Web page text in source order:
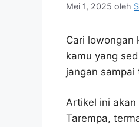
Mei 1, 2025 oleh
Cari lowongan
kamu yang
jangan sampai
Artikel ini
Tarempa,